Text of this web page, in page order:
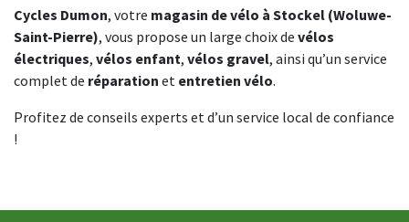
Cycles Dumon, votre magasin de vélo à Stockel (Woluwe-
Saint-Pierre), vous propose un large choix de vélos
électriques, vélos enfant, vélos gravel, ainsi qu’un service
complet de réparation et entretien vélo.
Profitez de conseils experts et d’un service local de confiance
!